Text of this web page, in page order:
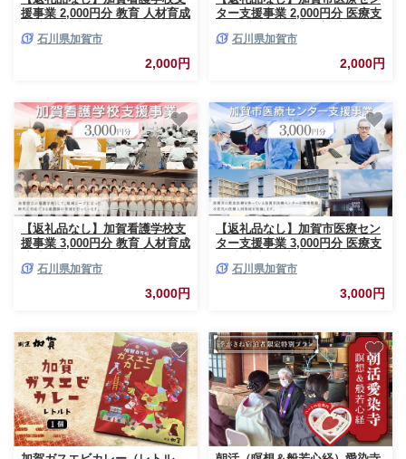
援事業 2,000円分 教育 人材育成
3131石川県加賀市
2,000円
ター支援事業 2,000円分 医療支
石川県 F6P-3139
石川県加賀市
2,000円
【返礼品なし】加賀看護学校支
援事業 3,000円分 教育 人材育成
3132石川県加賀市
3,000円
【返礼品なし】加賀市医療セン
ター支援事業 3,000円分 医療支
石川県 F6P-3140
石川県加賀市
3,000円